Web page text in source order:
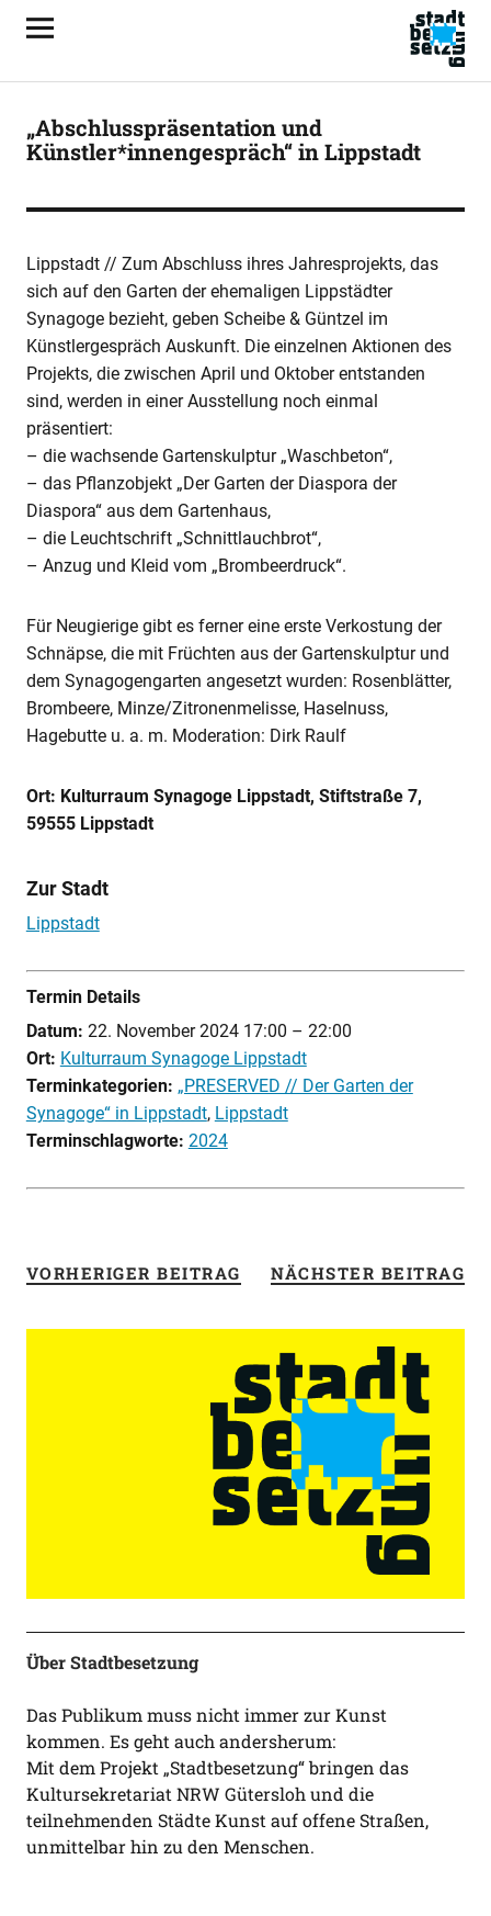
„Abschlusspräsentation und
Künstler*innengespräch“ in Lippstadt
Lippstadt // Zum Abschluss ihres Jahresprojekts, das
sich auf den Garten der ehemaligen Lippstädter
Synagoge bezieht, geben Scheibe & Güntzel im
Künstlergespräch Auskunft. Die einzelnen Aktionen des
Projekts, die zwischen April und Oktober entstanden
sind, werden in einer Ausstellung noch einmal
präsentiert:
– die wachsende Gartenskulptur „Waschbeton“,
– das Pflanzobjekt „Der Garten der Diaspora der
Diaspora“ aus dem Gartenhaus,
– die Leuchtschrift „Schnittlauchbrot“,
– Anzug und Kleid vom „Brombeerdruck“.
Für Neugierige gibt es ferner eine erste Verkostung der
Schnäpse, die mit Früchten aus der Gartenskulptur und
dem Synagogengarten angesetzt wurden: Rosenblätter,
Brombeere, Minze/Zitronenmelisse, Haselnuss,
Hagebutte u. a. m. Moderation: Dirk Raulf
Ort: Kulturraum Synagoge Lippstadt, Stiftstraße 7,
59555 Lippstadt
Zur Stadt
Lippstadt
Termin Details
Datum: 22. November 2024 17:00 – 22:00
Ort: Kulturraum Synagoge Lippstadt
Terminkategorien: „PRESERVED // Der Garten der
Synagoge“ in Lippstadt, Lippstadt
Terminschlagworte: 2024
VORHERIGER BEITRAG NÄCHSTER BEITRAG
Über Stadtbesetzung
Das Publikum muss nicht immer zur Kunst
kommen. Es geht auch andersherum:
Mit dem Projekt „Stadtbesetzung“ bringen das
Kultursekretariat NRW Gütersloh und die
teilnehmenden Städte Kunst auf offene Straßen,
unmittelbar hin zu den Menschen.